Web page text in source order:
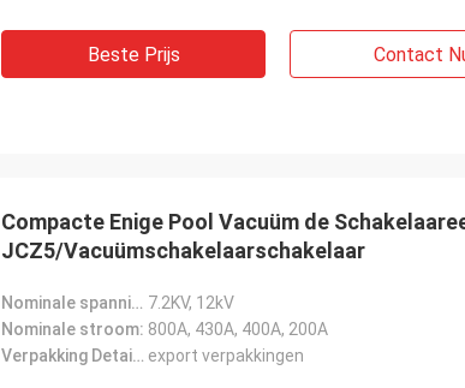
Beste Prijs Contact
Compacte Enige Pool Vacuüm de
JCZ5/Vacuümschakelaarschakelaar
Nominale spanning: 7.2KV, 12kV
Nominale stroom: 800A, 430A, 400A, 200A
Verpakking Details: export verpakkingen